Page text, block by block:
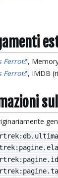
Ferro
,
Ferro
, IMDB